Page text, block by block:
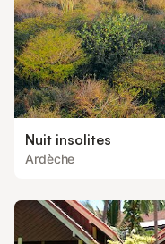
Nuit insolites
Ardèche